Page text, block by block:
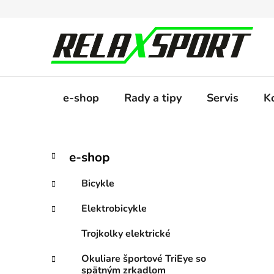
e-shop Rady a tipy Servis
B
č
ý
n
Preskočiť
kategórie
K
a
e
g
ó
e
e-shop
Bicykle
Elektrobicykle
Trojkolky elektrické
Okuliare športové TriEye so
spätným zrkadlom